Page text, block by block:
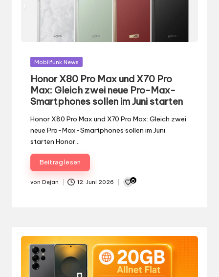
Honor X80 Pro Max und X70 Pro Max: Gleich zwei
starten Honor…
Beitrag lesen
von
vonDejan 12. Juni 2026 0
Gepostet
Tarife & Angebote